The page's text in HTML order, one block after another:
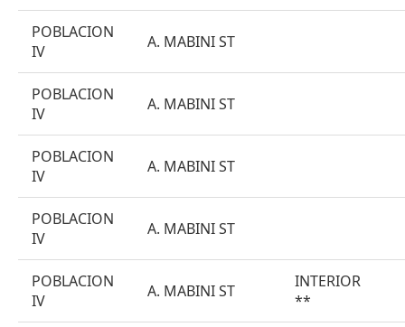
POBLACION
IV
A. MABINI ST
POBLACION
IV
A. MABINI ST
POBLACION
IV
A. MABINI ST
POBLACION
IV
A. MABINI ST
POBLACION
IV
A. MABINI ST
INTERIOR
**